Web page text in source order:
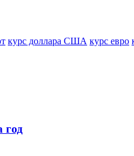
курс доллара США курс евро
год